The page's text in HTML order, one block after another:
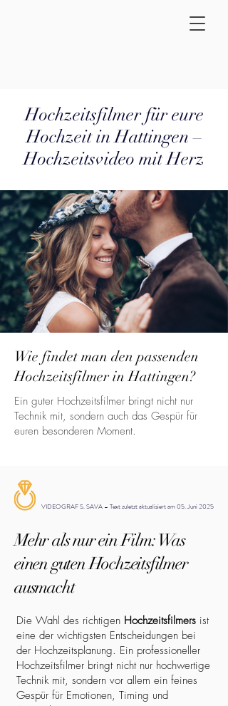
Hochzeitsfilmer für eure
Hochzeit in Hattingen –
Hochzeitsvideo mit Herz
Wie findet man den passenden
Hochzeitsfilmer in Hattingen?
Ein guter Hochzeitsfilmer bringt nicht nur
Technik mit, sondern auch das Gespür für
euren besonderen Moment.
VIDEOGRAF S. SAVA – Text zuletzt aktualisiert am 05. Juni 2025
Mehr als nur ein Film: Was
einen guten Hochzeitsfilmer
ausmacht
Die Wahl des richtigen Hochzeitsfilmers ist
eine der wichtigsten Entscheidungen bei
der Hochzeitsplanung. Ein professioneller
Hochzeitsfilmer bringt nicht nur hochwertige
Technik mit, sondern vor allem ein feines
Gespür für Emotionen, Timing und